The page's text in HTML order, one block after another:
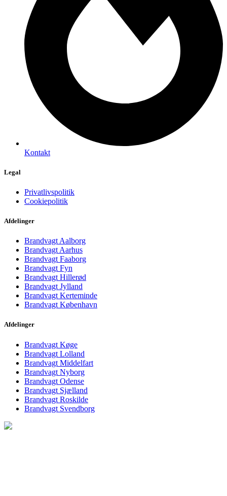
Kontakt
Legal
Privatlivspolitik
Cookiepolitik
Afdelinger
Brandvagt Aalborg
Brandvagt Aarhus
Brandvagt Faaborg
Brandvagt Fyn
Brandvagt Hillerød
Brandvagt Jylland
Brandvagt Kerteminde
Brandvagt København
Afdelinger
Brandvagt Køge
Brandvagt Lolland
Brandvagt Middelfart
Brandvagt Nyborg
Brandvagt Odense
Brandvagt Sjælland
Brandvagt Roskilde
Brandvagt Svendborg